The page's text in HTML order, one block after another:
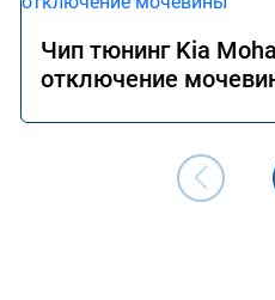
Чип тюнинг Kia
отключение